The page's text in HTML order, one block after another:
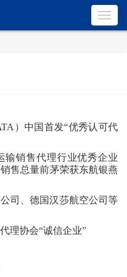
）中国首发“优秀认可代
输销售代理行业优秀企业
售总量前茅荣获东航银燕
司、德国汉莎航空公司等
理协会“诚信企业”